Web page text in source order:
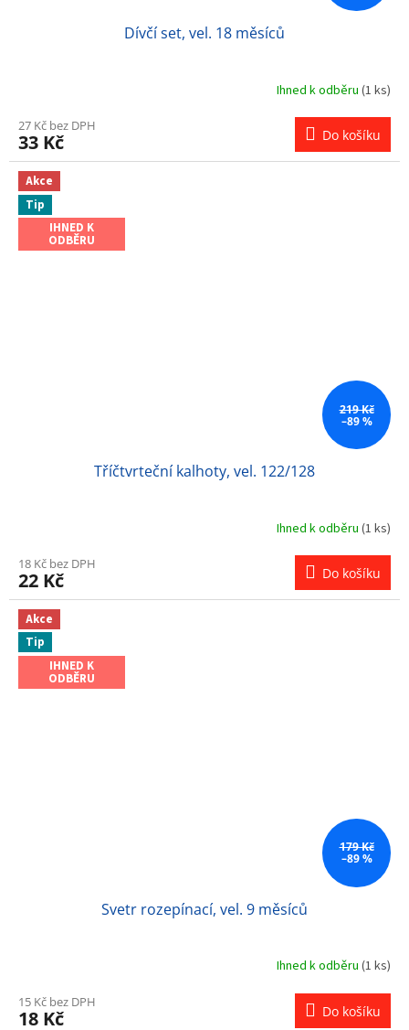
Dívčí set, vel. 18 měsíců
Ihned k odběru (1 ks)
27 Kč bez DPH
33 Kč Do košíku
Akce
Tip
IHNED K
ODBĚRU
219 Kč
–89 %
Tříčtvrteční kalhoty, vel. 122/128
Ihned k odběru (1 ks)
18 Kč bez DPH
22 Kč Do košíku
Akce
Tip
IHNED K
ODBĚRU
179 Kč
–89 %
Svetr rozepínací, vel. 9 měsíců
Ihned k odběru (1 ks)
15 Kč bez DPH
18 Kč Do košíku